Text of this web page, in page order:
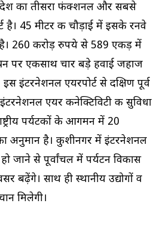
का तीसरा फंक्शनल और सबसे
है। 45 मीटर की चौड़ाई में इसके रनवे
है। 260 करोड़ रुपये से 589 एकड़ में
पर एकसाथ चार बड़े हवाई जहाज
इंटरनेशनल एयरपोर्ट से दक्षिण पूर्व
एयर कनेक्टिविटी की सुविधा
पर्यटकों के आगमन में 20
अनुमान है। कुशीनगर में इंटरनेशनल
हो जाने से पूर्वांचल में पर्यटन विकास
बढ़ेंगे। साथ ही स्थानीय उद्योगों व
मिलेगी।